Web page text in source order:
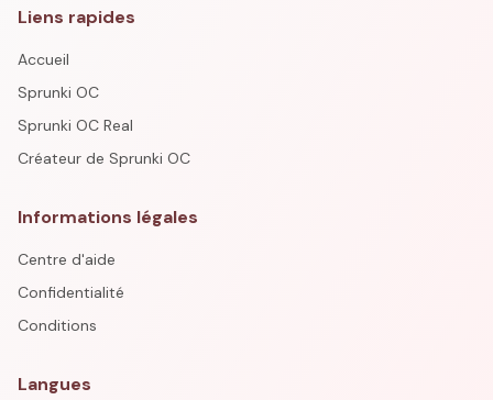
Liens rapides
Accueil
Sprunki OC
Sprunki OC Real
Créateur de Sprunki OC
Informations légales
Centre d'aide
Confidentialité
Conditions
Langues